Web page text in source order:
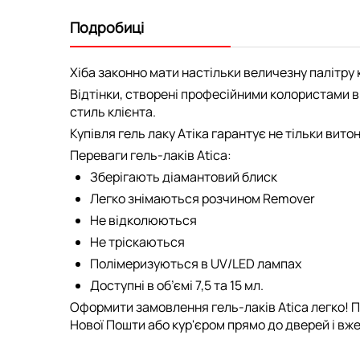
Подробиці
Хіба законно мати настільки величезну
Відтінки, створені професійними колористами
стиль клієнта.
Купівля гель лаку Атіка гарантує не тільки
Переваги гель-лаків Atica:
Зберігають діамантовий блиск
Легко знімаються розчином Remover
Не відколюються
Не тріскаються
Полімеризуються в UV/LED лампах
Доступні в об’ємі 7,5 та 15 мл.
Оформити замовлення гель-лаків Atica легко!
Нової Пошти або кур'єром прямо до дверей і вже